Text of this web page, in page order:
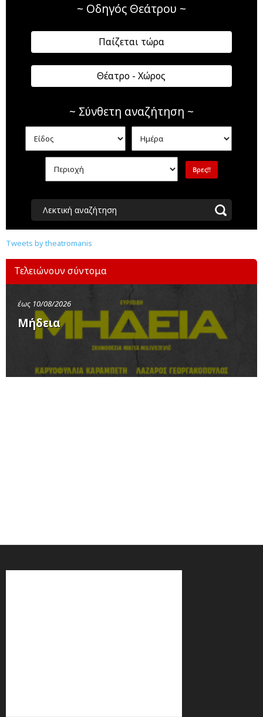
~ Οδηγός Θεάτρου ~
Παίζεται τώρα
Θέατρο - Χώρος
~ Σύνθετη αναζήτηση ~
Λεκτική αναζήτηση
Tweets by theatromanis
Τελειώνουν σύντομα
έως 10/08/2026
Μήδεια